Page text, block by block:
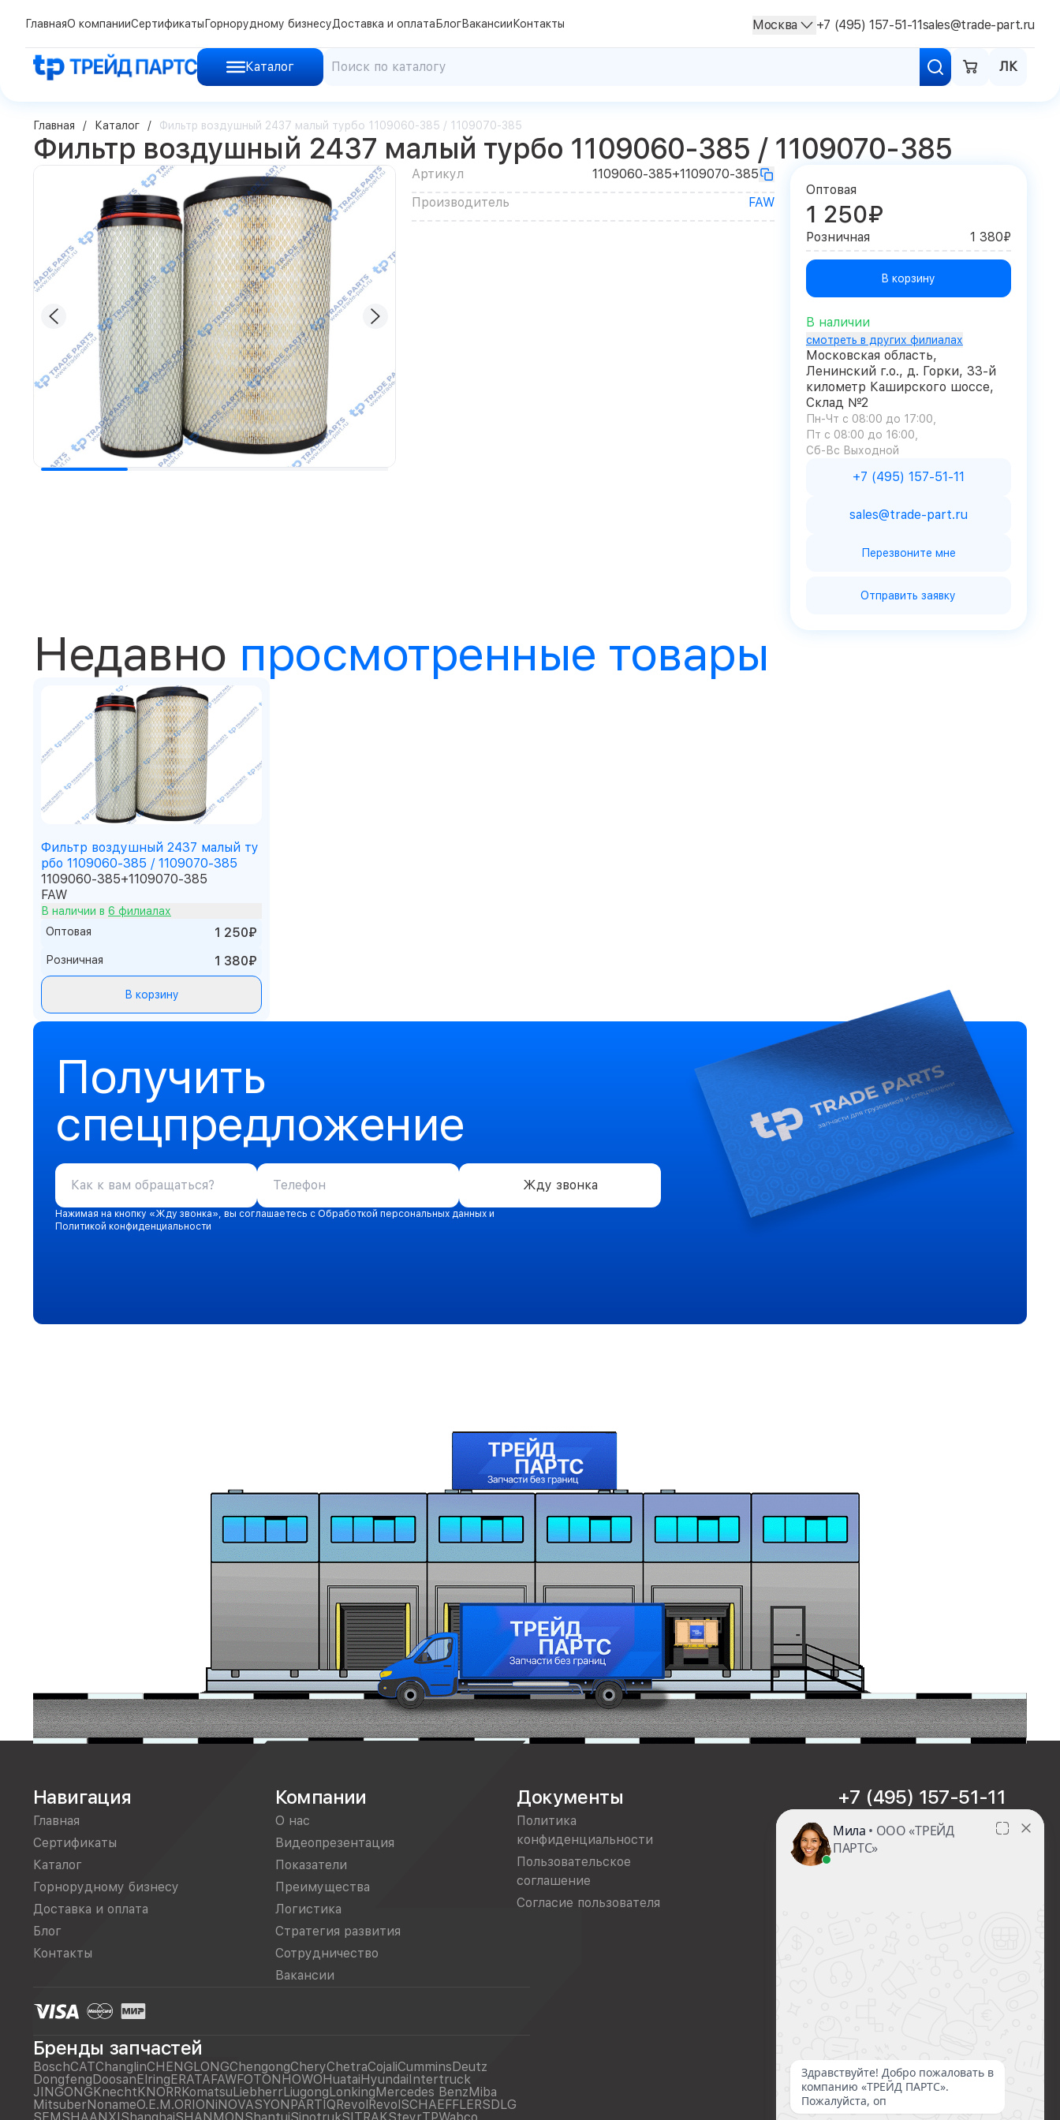
Каталог ЛК
ГлавнаяО компанииСертификаты Горнорудному бизнесуДоставка и оплата БлогВакансии Контакты Москва +7 (495) 157-51-11sales@trade-part.ru
Главная Каталог Фильтр воздушный 2437 малый турбо 1109060-385 / 1109070-385
Фильтр воздушный 2437 малый турбо 1109060-385 / 1109070-385
Артикул
1109060-385+1109070-385
Производитель
FAW
Оптовая
1 250₽
Розничная 1 380₽
В корзину
В наличии
смотреть в других филиалах
Московская область,
Ленинский г.о., д. Горки, 33-й
километр Каширского шоссе,
Склад №2
Пн-Чт с 08:00 до 17:00
Пт с 08:00 до 16:00
Сб-Вс Выходной
+7 (495) 157-51-11
sales@trade-part.ru
Перезвоните мне
Отправить заявку
Недавно просмотренные товары
Фильтр воздушный 2437 малый ту
рбо 1109060-385 / 1109070-385
1109060-385+1109070-385
FAW
В наличии в 6 филиалах
Оптовая
1 250₽
Розничная 1 380₽
В корзину
Получить
спецпредложение
Жду звонка
Нажимая на кнопку «Жду звонка», вы соглашаетесь с Обработкой персональных данных и
Политикой конфиденциальности
Навигация
Главная
Сертификаты
Каталог
Горнорудному бизнесу
Доставка и оплата
Блог
Контакты
Компании
О нас
Видеопрезентация
Показатели
Преимущества
Логистика
Стратегия развития
Сотрудничество
Вакансии
Документы
Политика
конфиденциальности
Пользовательское
соглашение
Согласие пользователя
+7 (495) 157-51-11
sales@trade-part.ru
Бренды запчастей
BoschCATChanglinCHENGLONGChengongCheryChetraCojaliCumminsDeutz
DongfengDoosanElringERATAFAWFOTONHOWOHuataiHyundaiIntertruck
JINGONGKnechtKNORRKomatsuLiebherrLiugongLonkingMercedes BenzMiba
MitsuberNonameO.E.M.ORIONiNOVASYONPARTIQRevolRevolSCHAEFFLERSDLG